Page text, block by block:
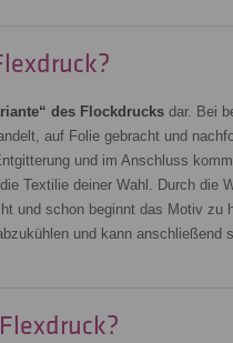
des Flockdrucks dar. Bei
auf Folie gebracht und
und im Anschluss
Textilie deiner Wahl. Durch die
und schon beginnt das Motiv zu
und kann anschließend